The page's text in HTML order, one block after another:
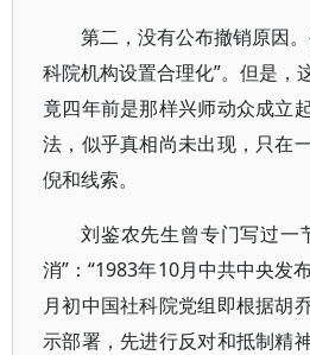
第二，没有公布撤销原因
科院机构设置合理化”。但是，
竟四年前是那样兴师动众成立
法，似乎真相尚未出现，只在
倪和线索。
刘鉴农先生曾专门写过一
消”：“1983年10月中共中央发
月初中国社科院党组即根据胡
示部署，先进行反对和抵制精